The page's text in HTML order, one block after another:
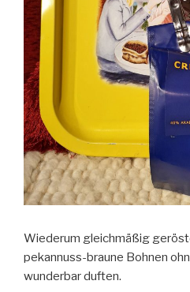
Wiederum gleichmäßig
pekannuss-braune Bohnen
wunderbar duften.